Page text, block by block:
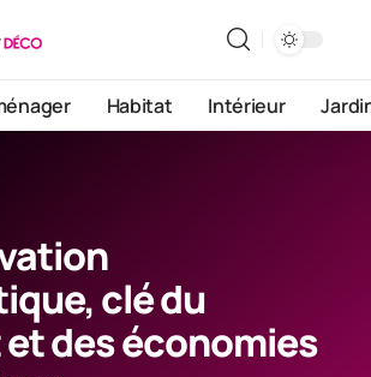
Habitat Intérieur
clé du
des économies